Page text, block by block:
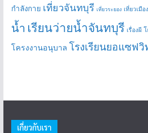
กำลังกาย เที่ยวจันทบุรี เที่ยวระยอง เที่ยวเมื
น้ำ เรียนว่ายน้ำจันทบุรี เรื่องผี
โครงงานอนุบาล โรงเรียนยอแซฟวิ
เกี่ยวกับเรา